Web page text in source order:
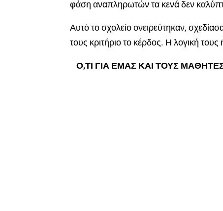
φάση αναπληρωτών τα κενά δεν
Αυτό το σχολείο ονειρεύτηκαν,
τους κριτήριο το κέρδος. Η λογική
Ο,ΤΙ ΓΙΑ ΕΜΑΣ ΚΑΙ ΤΟΥΣ